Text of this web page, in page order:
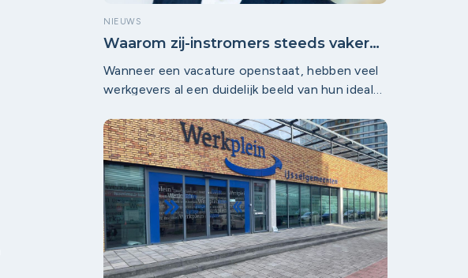
NIEUWS
Waarom zij-instromers steeds vaker
Wanneer een vacature openstaat, hebben veel
werkgevers al een duidelijk beeld van hun ideale
solliciteert is door de arbeidsmarktkrapte niet
vanzelfsprekend. Daarom kijken steeds meer
werkgevers breder naar talent. Niet alleen
diploma’s of werkervaring, maar ook
vaardigheden, motivatie en ontwikkelbaarheid is
van belang. En precies daar komen zij-
instromers in beeld.